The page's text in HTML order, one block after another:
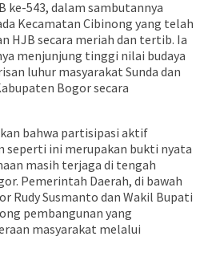
ke-543, dalam sambutannya
Kecamatan Cibinong yang telah
HJB secara meriah dan tertib. Ia
menjunjung tinggi nilai budaya
luhur masyarakat Sunda dan
Bogor secara
bahwa partisipasi aktif
seperti ini merupakan bukti nyata
masih terjaga di tengah
Pemerintah Daerah, di bawah
Rudy Susmanto dan Wakil Bupati
pembangunan yang
masyarakat melalui